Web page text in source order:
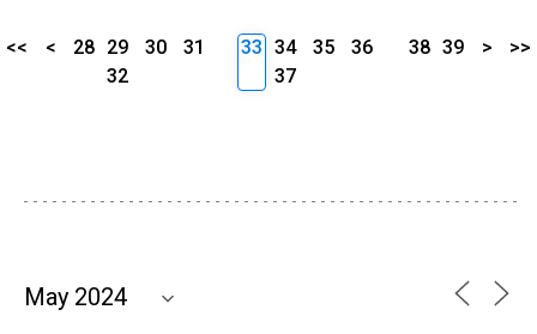
<< < 28 29 30
31
32
33 34 35
36
37
38 39 > >>